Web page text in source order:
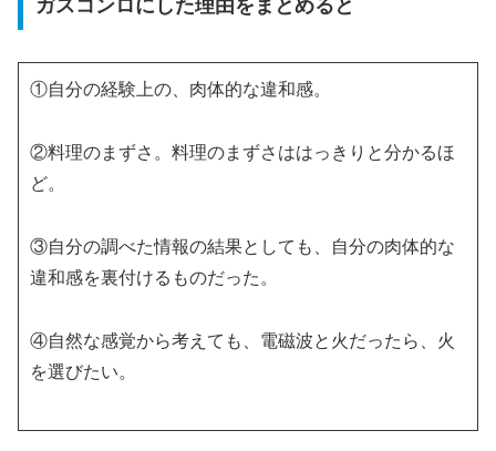
ガスコンロにした理由をまとめると
①自分の経験上の、肉体的な違和感。
②料理のまずさ。料理のまずさははっきりと分かるほ
ど。
③自分の調べた情報の結果としても、自分の肉体的な
違和感を裏付けるものだった。
④自然な感覚から考えても、電磁波と火だったら、火
を選びたい。